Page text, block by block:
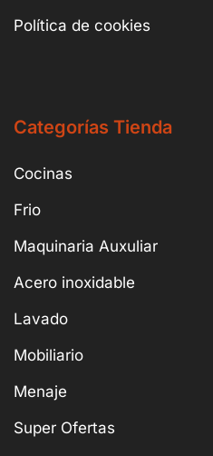
Política de cookies
Categorías Tienda
Cocinas
Frio
Maquinaria Auxuliar
Acero inoxidable
Lavado
Mobiliario
Menaje
Super Ofertas